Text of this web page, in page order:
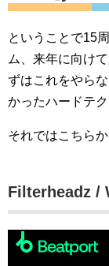
ということで15
ム、来年に向け
ずはこれをやら
かったハードテク
それではこちらか
Filterheadz /